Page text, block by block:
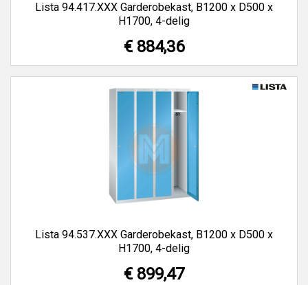
Lista 94.417.XXX Garderobekast, B1200 x D500 x
H1700, 4-delig
€ 884,36
Lista 94.537.XXX Garderobekast, B1200 x D500 x
H1700, 4-delig
€ 899,47